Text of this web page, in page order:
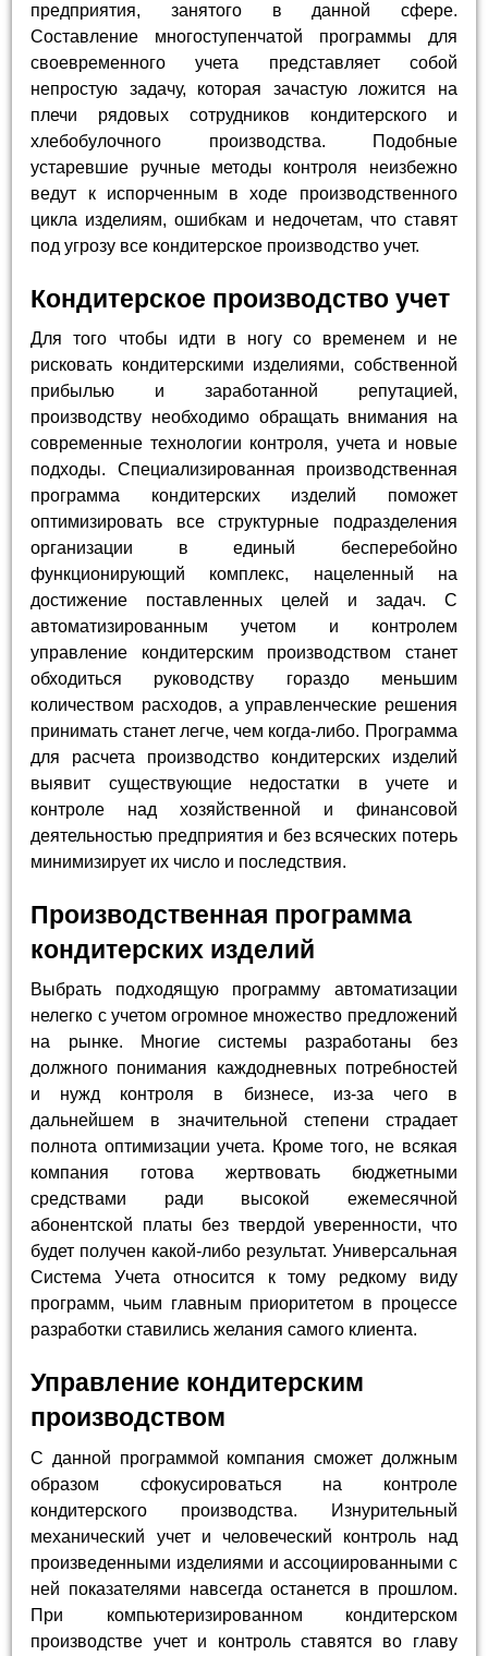
предприятия, занятого в данной сфере.
Составление многоступенчатой программы для
своевременного учета представляет собой
непростую задачу, которая зачастую ложится на
плечи рядовых сотрудников кондитерского и
хлебобулочного производства. Подобные
устаревшие ручные методы контроля неизбежно
ведут к испорченным в ходе производственного
цикла изделиям, ошибкам и недочетам, что ставят
под угрозу все кондитерское производство учет.
Кондитерское производство учет
Для того чтобы идти в ногу со временем и не
рисковать кондитерскими изделиями, собственной
прибылью и заработанной репутацией,
производству необходимо обращать внимания на
современные технологии контроля, учета и новые
подходы. Специализированная производственная
программа кондитерских изделий поможет
оптимизировать все структурные подразделения
организации в единый бесперебойно
функционирующий комплекс, нацеленный на
достижение поставленных целей и задач. С
автоматизированным учетом и контролем
управление кондитерским производством станет
обходиться руководству гораздо меньшим
количеством расходов, а управленческие решения
принимать станет легче, чем когда-либо. Программа
для расчета производство кондитерских изделий
выявит существующие недостатки в учете и
контроле над хозяйственной и финансовой
деятельностью предприятия и без всяческих потерь
минимизирует их число и последствия.
Производственная программа
кондитерских изделий
Выбрать подходящую программу автоматизации
нелегко с учетом огромное множество предложений
на рынке. Многие системы разработаны без
должного понимания каждодневных потребностей
и нужд контроля в бизнесе, из-за чего в
дальнейшем в значительной степени страдает
полнота оптимизации учета. Кроме того, не всякая
компания готова жертвовать бюджетными
средствами ради высокой ежемесячной
абонентской платы без твердой уверенности, что
будет получен какой-либо результат. Универсальная
Система Учета относится к тому редкому виду
программ, чьим главным приоритетом в процессе
разработки ставились желания самого клиента.
Управление кондитерским
производством
С данной программой компания сможет должным
образом сфокусироваться на контроле
кондитерского производства. Изнурительный
механический учет и человеческий контроль над
произведенными изделиями и ассоциированными с
ней показателями навсегда останется в прошлом.
При компьютеризированном кондитерском
производстве учет и контроль ставятся во главу